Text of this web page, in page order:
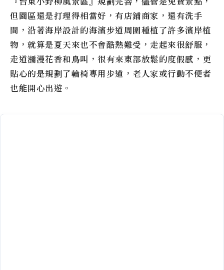
但園區還是打理得相當好，有店鋪商家，還有洗手
間，沿著海岸設計的海濱步道周圍種植了許多濱岸植
物，就算是夏天來也不會酷熱難受，走起來很舒服，
走道瀰漫花香和鳥叫，很有來東部放鬆的度假感，更
貼心的是規劃了輪椅專用步道，老人家或行動不便者
也能開心出遊。